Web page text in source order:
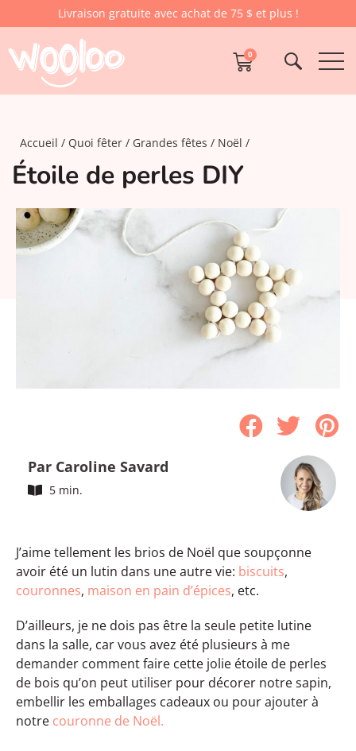
Livraison gratuite avec achat de 75 $ et plus !
0
Accueil Quoi fêter Grandes fêtes Noël
Étoile de perles DIY
Par Caroline Savard
5 min.
J’aime tellement les brios de Noël que soupçonne
avoir été un lutin dans une autre vie: biscuits,
couronnes, maison en pain d’épices, etc.
D’ailleurs, je ne dois pas être la seule petite lutine
dans la salle, car vous avez été plusieurs à me
demander comment faire cette jolie étoile de perles
de bois qu’on peut utiliser pour décorer notre sapin,
embellir les emballages cadeaux ou pour ajouter à
notre couronne de Noël.